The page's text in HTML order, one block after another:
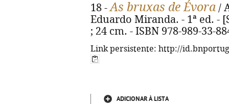
18 -As bruxas de Évora /
Eduardo Miranda. - 1ª ed. -
; 24 cm. - ISBN 978-989-33-
Link persistente: http://
ADICIONAR À LISTA